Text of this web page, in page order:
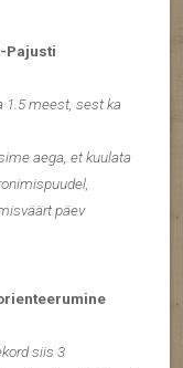
Pajusti
1.5 meest, sest ka
aega, et kuulata
päev
siis 3